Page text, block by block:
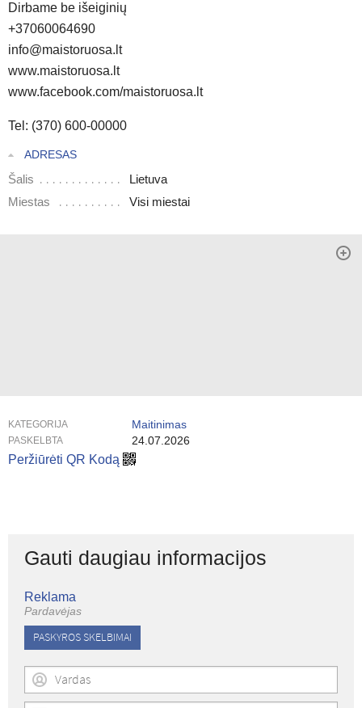
Dirbame be išeiginių
+37060064690
info@maistoruosa.lt
www.maistoruosa.lt
www.facebook.com/maistoruosa.lt
Tel: (370) 600-00000
ADRESAS
Šalis
Lietuva
Miestas
Visi miestai
KATEGORIJA Maitinimas
PASKELBTA 24.07.2026
Peržiūrėti QR Kodą
Gauti daugiau informacijos
Reklama
Pardavėjas
PASKYROS SKELBIMAI